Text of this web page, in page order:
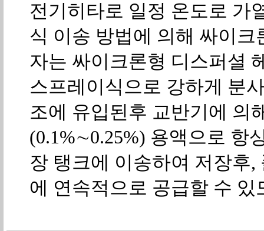
전기히타로 일정 온도로 가
식 이송 방법에 의해 싸이
자는 싸이크론형 디스퍼셜
스프레이식으로 강하게 분
조에 유입된후 교반기에 의
(0.1%∼0.25%) 용액으로 항
장 탱크에 이송하여 저장후
에 연속적으로 공급할 수 있